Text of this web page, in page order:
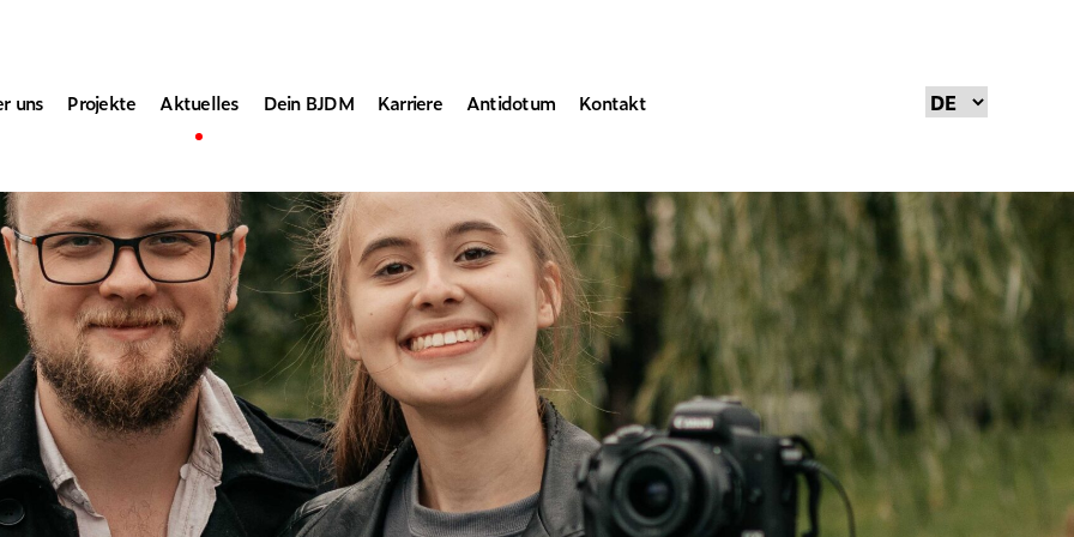
uns Projekte Aktuelles Dein BJDM Karriere Antidotum Kontakt